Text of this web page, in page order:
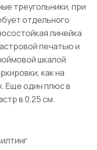
треугольники, при
отдельного
линейка
печатью и
шкалой
как на
Еще один плюс в
в 0,25 см.